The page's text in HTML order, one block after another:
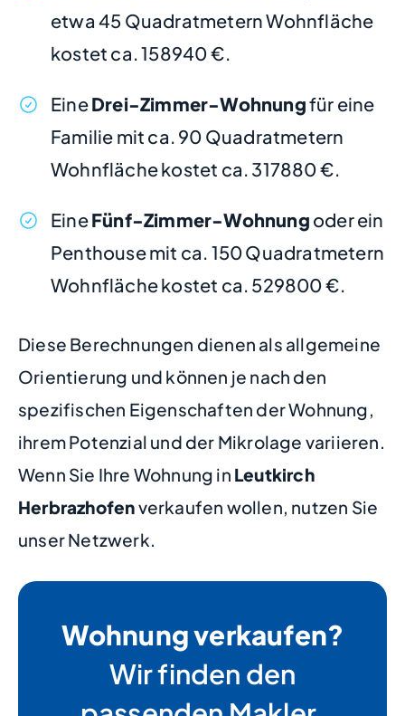
etwa 45 Quadratmetern Wohnfläche
kostet ca. 158940 €.
EineDrei-Zimmer-Wohnungfür eine
Familie mit ca. 90 Quadratmetern
Wohnfläche kostet ca. 317880 €.
EineFünf-Zimmer-Wohnung oder ein
Penthouse mit ca. 150 Quadratmetern
Wohnfläche kostet ca. 529800 €.
Diese Berechnungen dienen als allgemeine
Orientierung und können je nach den
spezifischen Eigenschaften der Wohnung,
ihrem Potenzial und der Mikrolage variieren.
Wenn Sie Ihre Wohnung in Leutkirch
Herbrazhofenverkaufen wollen, nutzen Sie
unser Netzwerk.
Wohnung verkaufen?
Wir finden den